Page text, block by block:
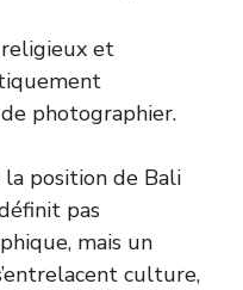
et
photographier.
la position de Bali
pas
mais un
culture,